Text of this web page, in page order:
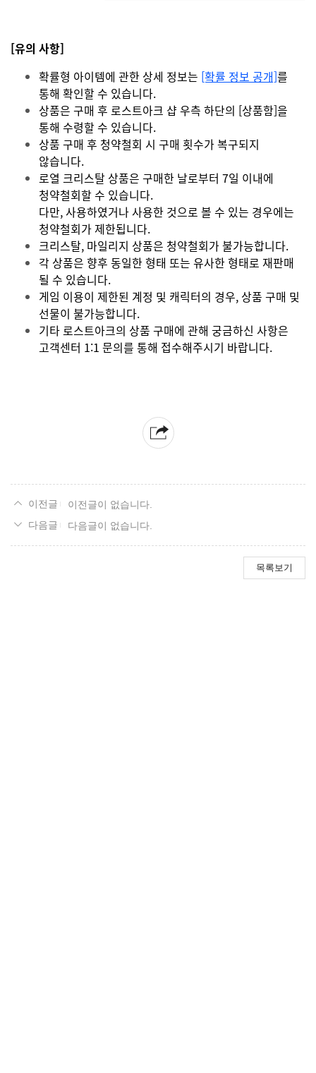
[유의 사항]
확률형 아이템에 관한 상세 정보는 [확률 정보 공개]를
통해 확인할 수 있습니다.
상품은 구매 후 로스트아크 샵 우측 하단의 [상품함]을
통해 수령할 수 있습니다.
상품 구매 후 청약철회 시 구매 횟수가 복구되지
않습니다.
로열 크리스탈 상품은 구매한 날로부터 7일 이내에
청약철회할 수 있습니다.
다만, 사용하였거나 사용한 것으로 볼 수 있는 경우에는
청약철회가 제한됩니다.
크리스탈, 마일리지 상품은 청약철회가 불가능합니다.
각 상품은 향후 동일한 형태 또는 유사한 형태로 재판매
될 수 있습니다.
게임 이용이 제한된 계정 및 캐릭터의 경우, 상품 구매 및
선물이 불가능합니다.
기타 로스트아크의 상품 구매에 관해 궁금하신 사항은
고객센터 1:1 문의를 통해 접수해주시기 바랍니다.
이전글이 없습니다.
다음글이 없습니다.
목록보기